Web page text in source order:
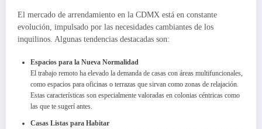
El mercado de arrendamiento en la CDMX está en constante
evolución, impulsado por las necesidades cambiantes de los
inquilinos. Algunas tendencias destacadas son:
Espacios para la Nueva Normalidad
El trabajo remoto ha elevado la demanda de casas con áreas multifuncionales,
como espacios para oficinas o terrazas que sirvan como zonas de relajación.
Estas características son especialmente valoradas en colonias céntricas como
las que te sugerí antes.
Casas Listas para Habitar